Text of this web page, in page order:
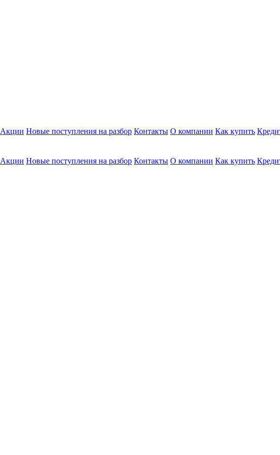
Акции Новые поступления на разбор Контакты О компании Как купить
Акции Новые поступления на разбор Контакты О компании Как купить